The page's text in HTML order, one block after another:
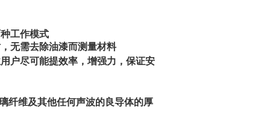
工作模式
无需去除油漆而测量材料
户尽可能提效率，增强力，保证安
纤维及其他任何声波的良导体的厚